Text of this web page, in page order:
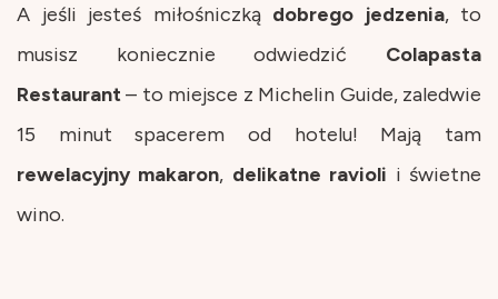
A jeśli jesteś miłośniczką dobrego jedzenia, to
musisz koniecznie odwiedzić Colapasta
Restaurant– to miejsce z Michelin Guide, zaledwie
15 minut spacerem od hotelu! Mają tam
rewelacyjny makaron, delikatne ravioli i świetne
wino.